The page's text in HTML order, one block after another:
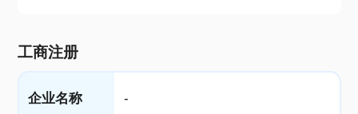
工商注册
企业名称 -